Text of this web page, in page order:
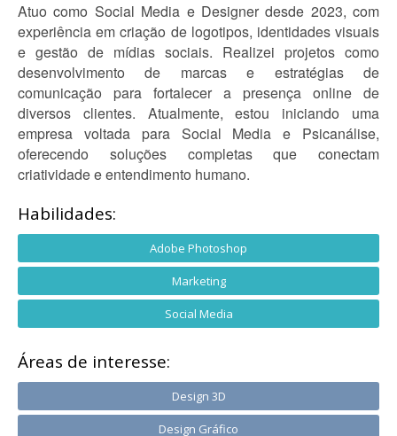
Atuo como Social Media e Designer desde 2023, com
experiência em criação de logotipos, identidades visuais
e gestão de mídias sociais. Realizei projetos como
desenvolvimento de marcas e estratégias de
comunicação para fortalecer a presença online de
diversos clientes. Atualmente, estou iniciando uma
empresa voltada para Social Media e Psicanálise,
oferecendo soluções completas que conectam
criatividade e entendimento humano.
Habilidades:
Adobe Photoshop
Marketing
Social Media
Áreas de interesse:
Design 3D
Design Gráfico